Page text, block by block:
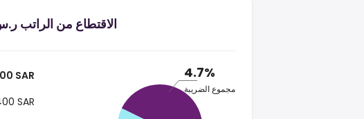
الاقتطاع من الراتب ر.س.‏١٬١٤٠٬٠٠٠ ‏ في المملكة العربية
SAR
SAR
4.7%
مجموع الضريبة